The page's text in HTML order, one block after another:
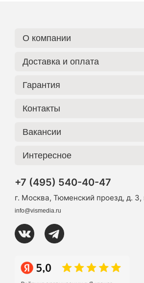
О компании
Доставка и оплата
Гарантия
Контакты
Вакансии
Интересное
+7 (495) 540-40-47
г. Москва, Тюменский проезд, д. 3,
info@vismedia.ru